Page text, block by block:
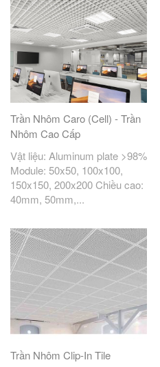
Trần Nhôm Caro (Cell) - Trần
Nhôm Cao Cấp
Vật liệu: Aluminum plate >98%
Module: 50x50, 100x100,
150x150, 200x200 Chiều cao:
40mm, 50mm,...
Trần Nhôm Clip-In Tile